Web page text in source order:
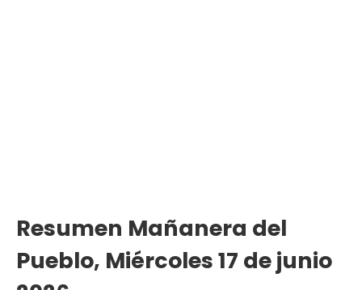
Resumen Mañanera del
Pueblo, Miércoles 17 de junio